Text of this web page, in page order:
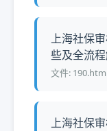
上海社保
些及全流
文件:
上海社保